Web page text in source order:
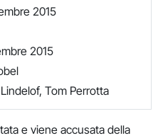
2015
2015
Tom Perrotta
e viene accusata della